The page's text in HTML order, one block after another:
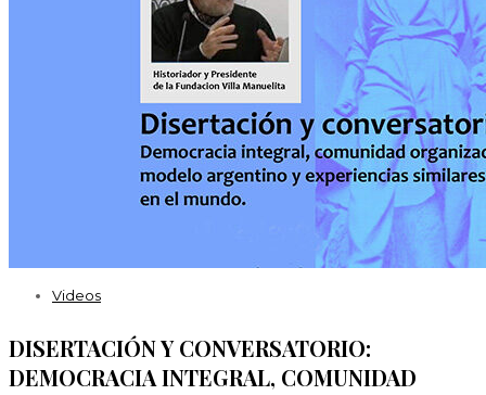
Videos
DISERTACIÓN Y CONVERSATORIO:
DEMOCRACIA INTEGRAL, COMUNIDAD